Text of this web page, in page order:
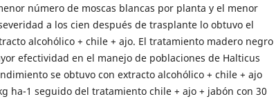
número de moscas blancas por planta y el menor
a los cien después de trasplante lo obtuvo el
alcohólico + chile + ajo. El tratamiento madero negro
efectividad en el manejo de poblaciones de Halticus
se obtuvo con extracto alcohólico + chile + ajo
ha-1 seguido del tratamiento chile + ajo + jabón con 30